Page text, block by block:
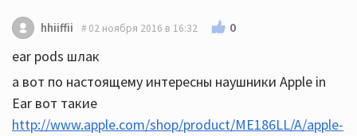
hhiiffii 02 ноября 2016 в 16:32 0
ear pods шлак
а вот по настоящему интересны наушники Apple in
Ear вот такие
http://www.apple.com/shop/product/ME186LL/A/apple-